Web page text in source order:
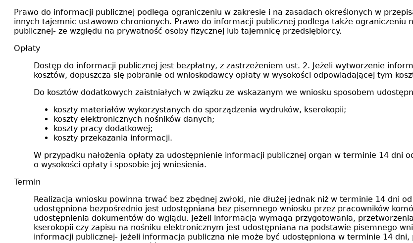
Prawo do informacji publicznej podlega ograniczeniu w zakresie i na zasadach określonych w
innych tajemnic ustawowo chronionych. Prawo do informacji publicznej podlega także
publicznej- ze względu na prywatność osoby fizycznej lub tajemnicę przedsiębiorcy.
Opłaty
Dostęp do informacji publicznej jest bezpłatny, z zastrzeżeniem ust. 2. Jeżeli wytworzenie
kosztów, dopuszcza się pobranie od wnioskodawcy opłaty w wysokości odpowiadającej tym
Do kosztów dodatkowych zaistniałych w związku ze wskazanym we wniosku sposobem
koszty materiałów wykorzystanych do sporządzenia wydruków, kserokopii;
koszty elektronicznych nośników danych;
koszty pracy dodatkowej;
koszty przekazania informacji.
W przypadku nałożenia opłaty za udostępnienie informacji publicznej organ w terminie 14 dni
o wysokości opłaty i sposobie jej wniesienia.
Termin
Realizacja wniosku powinna trwać bez zbędnej zwłoki, nie dłużej jednak niż w terminie 14 dni
udostępniona bezpośrednio jest udostępniana bez pisemnego wniosku przez pracowników
udostępnienia dokumentów do wglądu. Jeżeli informacja wymaga przygotowania,
kserokopii czy zapisu na nośniku elektronicznym jest udostępniana na podstawie pisemnego
informacji publicznej- jeżeli informacja publiczna nie może być udostępniona w terminie 14